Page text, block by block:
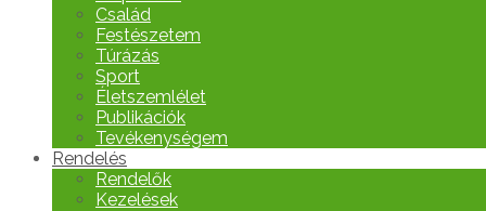
Család
Festészetem
Túrázás
Sport
Életszemlélet
Publikációk
Tevékenységem
Rendelés
Rendelők
Kezelések